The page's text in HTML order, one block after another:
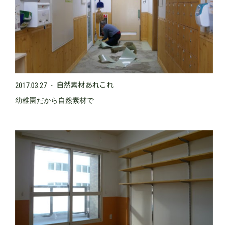
2017.03.27 自然素材あれこれ
幼稚園だから自然素材で